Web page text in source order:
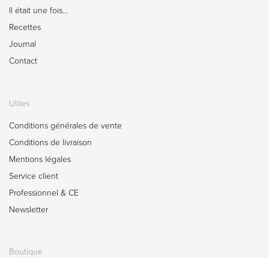
Il était une fois…
Recettes
Journal
Contact
Utiles
Conditions générales de vente
Conditions de livraison
Mentions légales
Service client
Professionnel & CE
Newsletter
Boutique